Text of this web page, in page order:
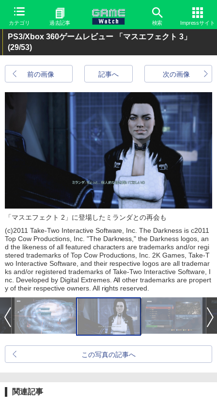
カテゴリ 過去記事 検索 Impressサイト
PS3/Xbox 360ゲームレビュー 「マスエフェクト 3」
(29/53)
前の画像 次の画像
記事へ
「マスエフェクト 2」に登場したミランダとの再会も
(c)2011 Take-Two Interactive Software, Inc. The Darkness is c2011
Top Cow Productions, Inc. "The Darkness," the Darkness logos, an
d the likeness of all featured characters are trademarks and/or regi
stered trademarks of Top Cow Productions, Inc. 2K Games, Take-T
wo Interactive Software, and their respective logos are all trademar
ks and/or registered trademarks of Take-Two Interactive Software, I
nc. Developed by Digital Extremes. All other trademarks are propert
y of their respective owners. All rights reserved.
この写真の記事へ
関連記事